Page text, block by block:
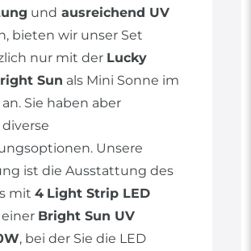
und ausreichend UV
bieten wir unser Set
nur mit der Lucky
Sun als Mini Sonne im
Sie haben aber
Unsere
ist die Ausstattung des
mit 4 Light Strip LED
Bright Sun UV
, bei der Sie die LED